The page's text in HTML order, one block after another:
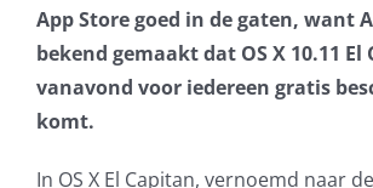
VOIP
Microsoft NCE
App Store goed in de gaten, want
bekend gemaakt dat OS X 10.11 El
vanavond voor iedereen gratis
komt.
In OS X El Capitan, vernoemd naar